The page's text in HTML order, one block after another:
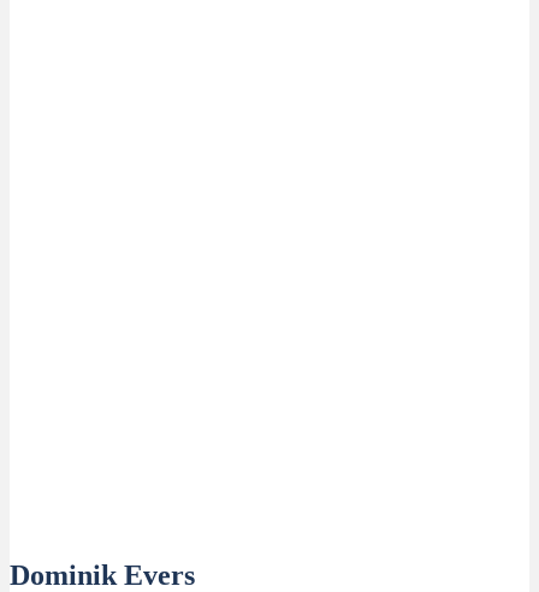
Dominik Evers